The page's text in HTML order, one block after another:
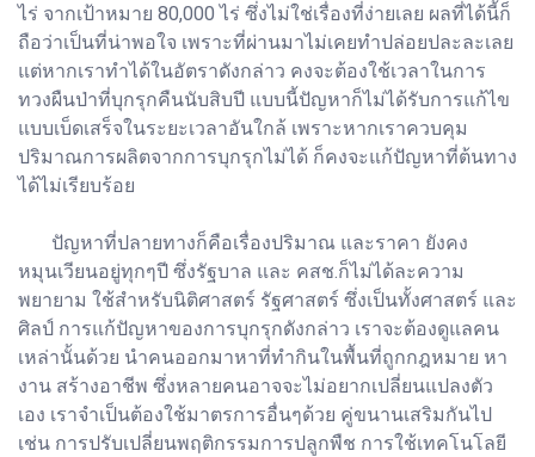
ไร่ จากเป้าหมาย 80,000 ไร่ ซึ่งไม่ใช่เรื่องที่ง่ายเลย ผลที่ได้นี้ก็
ถือว่าเป็นที่น่าพอใจ เพราะที่ผ่านมาไม่เคยทำปล่อยปละละเลย
แต่หากเราทำได้ในอัตราดังกล่าว คงจะต้องใช้เวลาในการ
ทวงผืนป่าที่บุกรุกคืนนับสิบปี แบบนี้ปัญหาก็ไม่ได้รับการแก้ไข
แบบเบ็ดเสร็จในระยะเวลาอันใกล้ เพราะหากเราควบคุม
ปริมาณการผลิตจากการบุกรุกไม่ได้ ก็คงจะแก้ปัญหาที่ต้นทาง
ได้ไม่เรียบร้อย
ปัญหาที่ปลายทางก็คือเรื่องปริมาณ และราคา ยังคง
หมุนเวียนอยู่ทุกๆปี ซึ่งรัฐบาล และ คสช.ก็ไม่ได้ละความ
พยายาม ใช้สำหรับนิติศาสตร์ รัฐศาสตร์ ซึ่งเป็นทั้งศาสตร์ และ
ศิลป์ การแก้ปัญหาของการบุกรุกดังกล่าว เราจะต้องดูแลคน
เหล่านั้นด้วย นำคนออกมาหาที่ทำกินในพื้นที่ถูกกฎหมาย หา
งาน สร้างอาชีพ ซึ่งหลายคนอาจจะไม่อยากเปลี่ยนแปลงตัว
เอง เราจำเป็นต้องใช้มาตรการอื่นๆด้วย คู่ขนานเสริมกันไป
เช่น การปรับเปลี่ยนพฤติกรรมการปลูกพืช การใช้เทคโนโลยี